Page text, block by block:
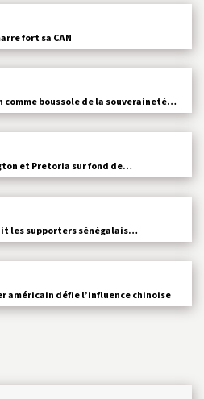
fort sa CAN
comme boussole de la souveraineté…
et Pretoria sur fond de…
les supporters sénégalais…
américain défie l’influence chinoise